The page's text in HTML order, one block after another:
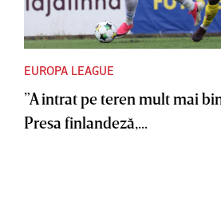
EUROPA LEAGUE
”A intrat pe teren mult mai
Presa finlandeză,...